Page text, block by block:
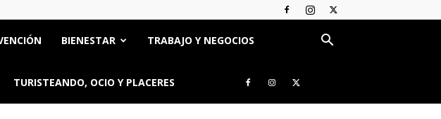
BIENESTAR TRABAJO Y NEGOCIOS
TURISTEANDO, OCIO Y PLACERES